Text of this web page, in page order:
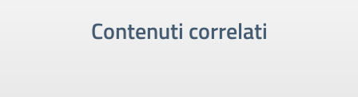
Contenuti correlati